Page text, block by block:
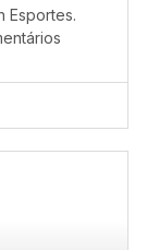
Esportes.